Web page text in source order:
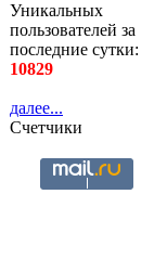
Уникальных
пользователей за
последние сутки:
10829
далее...
Счетчики